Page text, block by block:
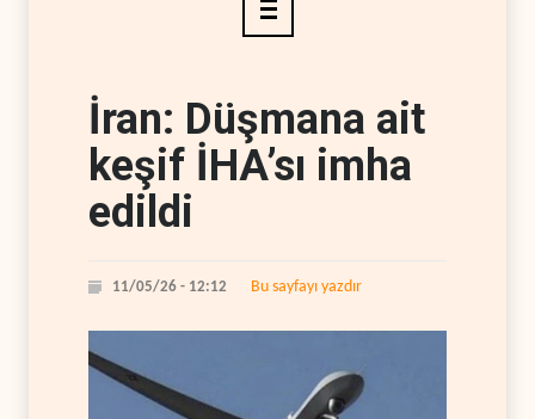
İran: Düşmana ait
keşif İHA’sı imha
edildi
11/05/26 - 12:12 Bu sayfayı yazdır